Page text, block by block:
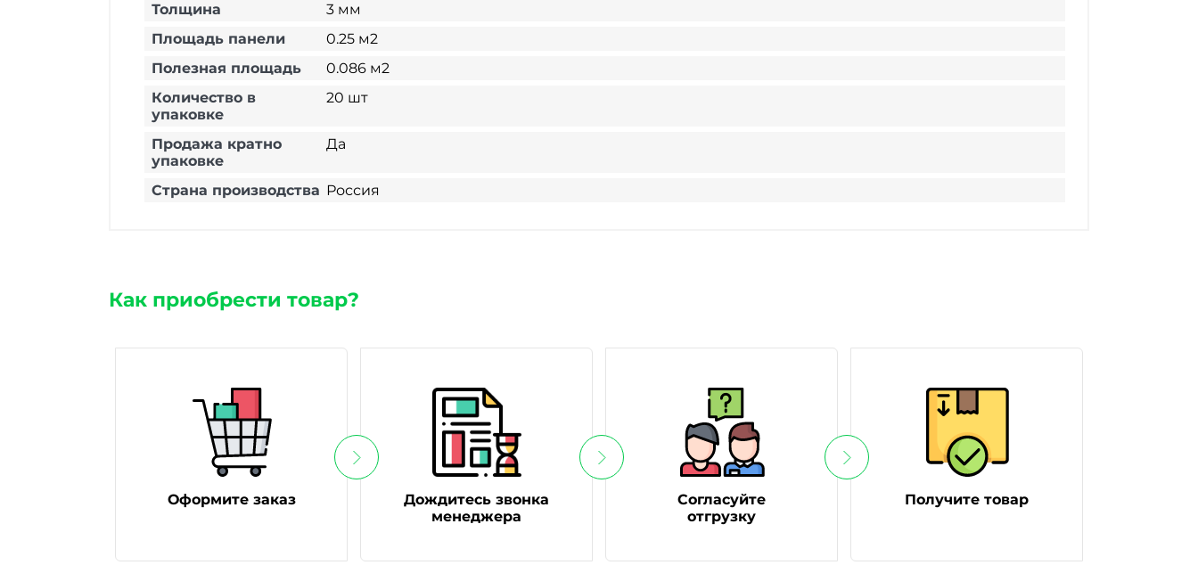
Толщина
3 мм
Площадь панели
0.25 м2
Полезная площадь
0.086 м2
Количество в
упаковке
20 шт
Продажа кратно
упаковке
Да
Страна производства Россия
Как приобрести товар?
Оформите заказ
Дождитесь звонка
менеджера
Согласуйте
отгрузку
Получите товар